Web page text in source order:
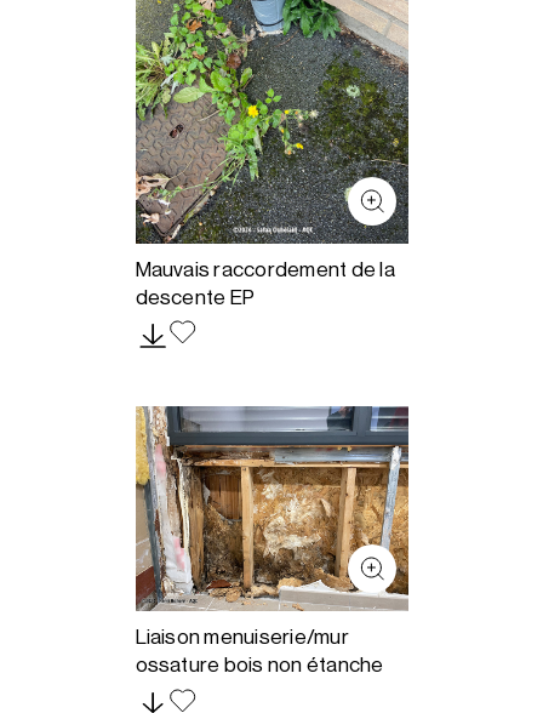
Mauvais raccordement de la
descente EP
Liaison menuiserie/mur
ossature bois non étanche